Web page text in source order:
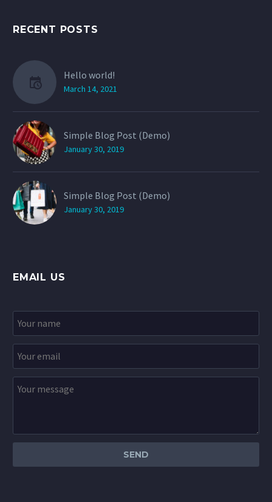
RECENT POSTS
Hello world!
March 14, 2021
Simple Blog Post (Demo)
January 30, 2019
Simple Blog Post (Demo)
January 30, 2019
EMAIL US